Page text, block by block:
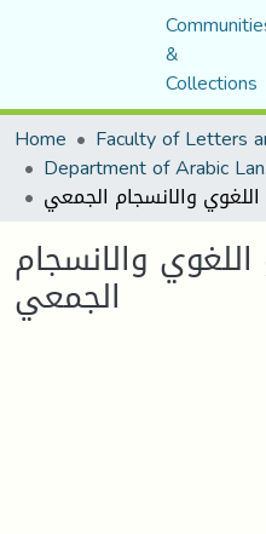
&
Collections
Home
والانسجام
الجمعي